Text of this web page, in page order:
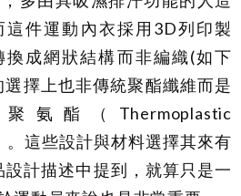
件運動內衣採用3D列印製
成網狀結構而非編織(如下
擇上也非傳統聚酯纖維而是
氨酯（Thermoplastic
這些設計與材料選擇其來有
計描述中提到，就算只是一